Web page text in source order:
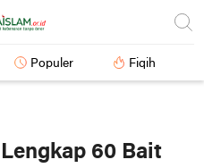
Populer Fiqih
60 Bait